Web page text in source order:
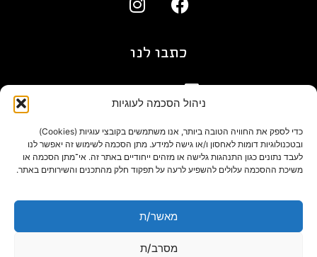
ניהול הסכמה לעוגיות
כדי לספק את החוויה הטובה ביותר, אנו משתמשים בקובצי עוגיות (Cookies)
ובטכנולוגיות דומות לאחסון ו/או גישה למידע. מתן הסכמה לשימוש זה יאפשר לנו
לעבד נתונים כגון התנהגות גלישה או מזהים ייחודיים באתר זה. אי־מתן הסכמה או
משיכת ההסכמה עלולים להשפיע לרעה על תפקוד חלק מהתכנים והשירותים באתר.
מאשר/ת
מסרב/ת
פרטי התקשרות
09-7412718
כתבו לנו
gil@agn.co.il